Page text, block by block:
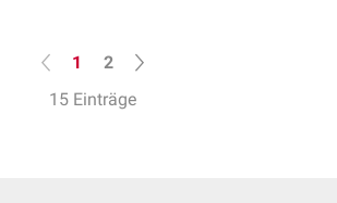
1
2
15 Einträge